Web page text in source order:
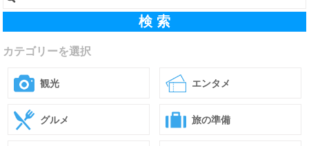
カテゴリーを選択
観光 エンタメ
グルメ 旅の準備